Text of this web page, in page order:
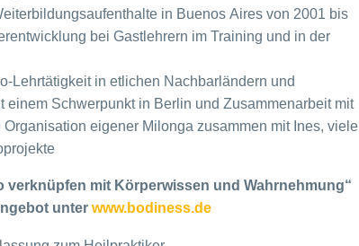
in Buenos Aires von 2001 bis
bei Gastlehrern im Training und in der
Lehrtätigkeit in etlichen Nachbarländern und
einem Schwerpunkt in Berlin und Zusammenarbeit mit
Organisation eigener Milonga zusammen mit Ines, viele
verknüpfen mit Körperwissen und Wahrnehmung“
unter www.bodiness.de